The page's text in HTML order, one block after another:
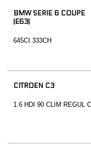
BMW SERIE 6 COUPE
(E63)
645CI 333CH
CITROEN C3
1.6 HDI 90 CLIM REGUL